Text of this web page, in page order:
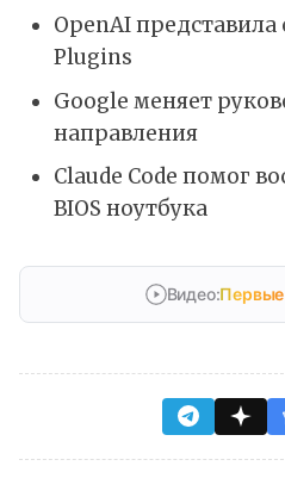
OpenAI
Plugins
Google меняет
направления
Claude Code помог
BIOS ноутбука
Видео:Первые